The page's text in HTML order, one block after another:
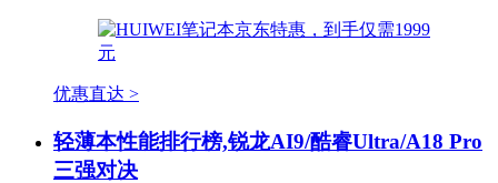
优惠直达 >
轻薄本性能排行榜,锐龙AI9/酷睿Ultra/A18 Pro
三强对决